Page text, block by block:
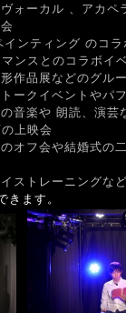
ォーカル 、アカペ
インティング のコ
コラボイベ
作品展などのグル
やパフォー
音楽や 朗読、演芸
上映会
オフ会や結婚式の
ストレーニングな
ます。